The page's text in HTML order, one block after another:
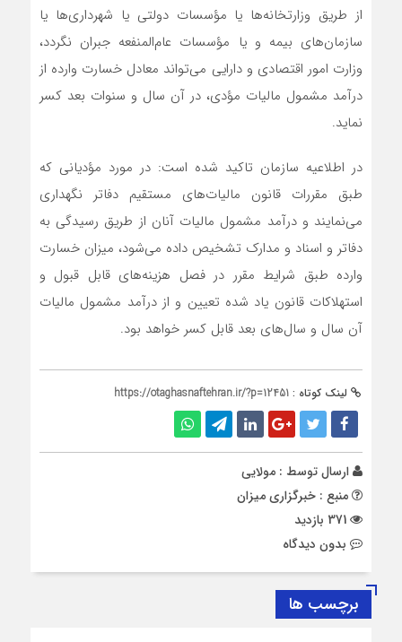
از طریق وزارتخانه‌ها یا مؤسسات دولتی یا شهرداری‌ها یا
سازمان‌های بیمه و یا مؤسسات عام‌المنفعه جبران نگردد،
وزارت امور اقتصادی و دارایی می‌تواند معادل خسارت وارده از
درآمد مشمول مالیات مؤدی، در آن سال و سنوات بعد کسر
نماید.
در اطلاعیه سازمان تاکید شده است: در مورد مؤدیانی که
طبق مقررات قانون مالیات‌های مستقیم دفاتر نگهداری
می‌نمایند و درآمد مشمول مالیات آنان از طریق رسیدگی به
دفاتر و اسناد و مدارک تشخیص داده می‌شود، میزان خسارت
وارده طبق شرایط مقرر در فصل هزینه‌های قابل قبول و
استهلاکات قانون یاد شده تعیین و از درآمد مشمول مالیات
آن سال و سال‌های بعد قابل کسر خواهد بود.
لینک کوتاه : https://otaghasnaftehran.ir/?p=12451
ارسال توسط : مولایی
منبع : خبرگزاری میزان
بدون دیدگاه
برچسب ها